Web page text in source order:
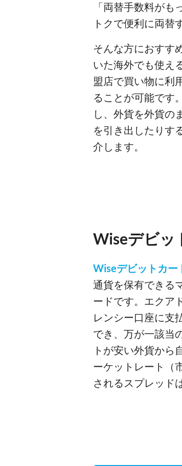
「両替手数料が
トクで便利に両替
そんな方におすす
いた海外でも使え
盟店で買い物に利
ることが可能です
し、外貨を外貨の
を引き出したりす
介します。
Wiseデビッ
Wiseデビットカー
通貨を保有できる
ードです。エクア
レンシー口座に支
でき、万が一該当
トが安い外貨から
ーケットレート（
されるスプレッド